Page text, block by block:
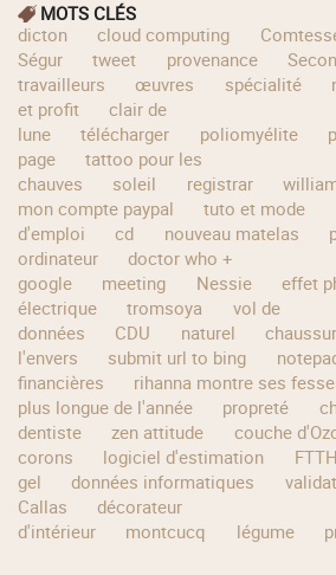
MOTS CLÉS
dicton
cloud computing
Ségur
tweet provenance
travailleurs
œuvres spécialité
et profit
clair de
lune
télécharger poliomyélite
page
tattoo pour les
chauves
soleil registrar
mon compte paypal
tuto et mode
d'emploi
cd nouveau matelas
ordinateur
doctor who +
google
meeting Nessie
effet
électrique
tromsoya
vol de
données
CDU naturel
l'envers
submit url to bing
financières
rihanna montre ses
plus longue de l'année
propreté
dentiste
zen attitude couche
corons
logiciel d'estimation FTTH
gel
données informatiques
Callas
décorateur
d'intérieur
montcucq légume